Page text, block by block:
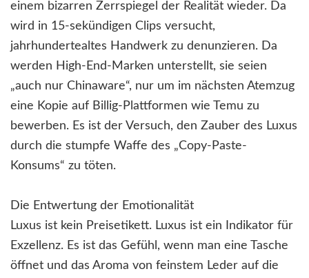
einem bizarren Zerrspiegel der Realität wieder. Da
wird in 15-sekündigen Clips versucht,
jahrhundertealtes Handwerk zu denunzieren. Da
werden High-End-Marken unterstellt, sie seien
„auch nur Chinaware“, nur um im nächsten Atemzug
eine Kopie auf Billig-Plattformen wie Temu zu
bewerben. Es ist der Versuch, den Zauber des Luxus
durch die stumpfe Waffe des „Copy-Paste-
Konsums“ zu töten.
Die Entwertung der Emotionalität
Luxus ist kein Preisetikett. Luxus ist ein Indikator für
Exzellenz. Es ist das Gefühl, wenn man eine Tasche
öffnet und das Aroma von feinstem Leder auf die